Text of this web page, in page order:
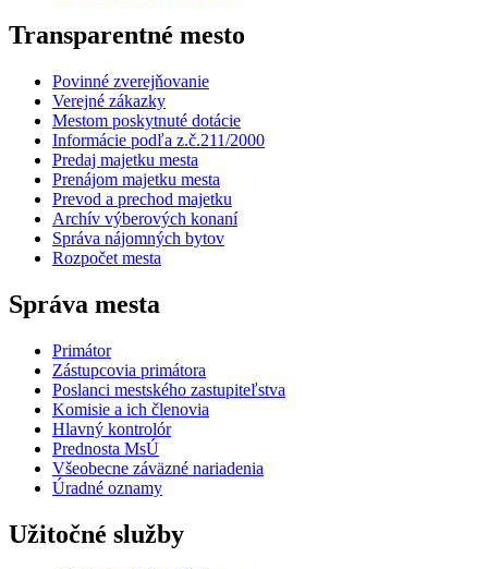
Transparentné mesto
Povinné zverejňovanie
Verejné zákazky
Mestom poskytnuté dotácie
Informácie podľa z.č.211/2000
Predaj majetku mesta
Prenájom majetku mesta
Prevod a prechod majetku
Archív výberových konaní
Správa nájomných bytov
Rozpočet mesta
Správa mesta
Primátor
Zástupcovia primátora
Poslanci mestského zastupiteľstva
Komisie a ich členovia
Hlavný kontrolór
Prednosta MsÚ
Všeobecne záväzné nariadenia
Úradné oznamy
Užitočné služby